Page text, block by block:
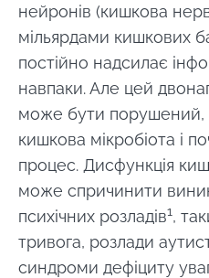
нейронів (кишкова
мільярдами кишкових
постійно надсилає
навпаки. Але цей
може бути порушений,
кишкова мікробіота і
процес. Дисфункція
може спричинити
психічних розладів1,
тривога, розлади
синдроми дефіциту